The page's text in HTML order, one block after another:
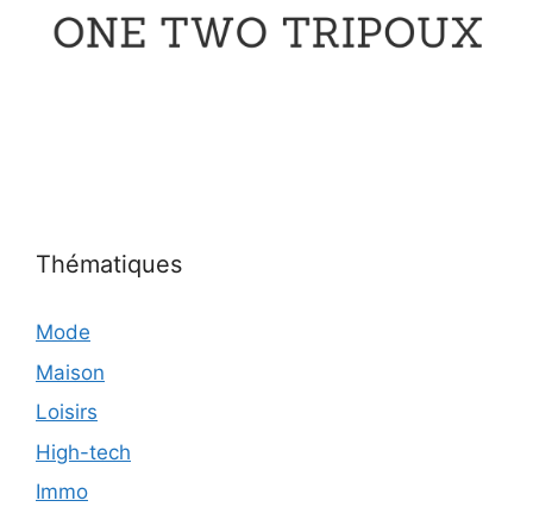
Thématiques
Mode
Maison
Loisirs
High-tech
Immo